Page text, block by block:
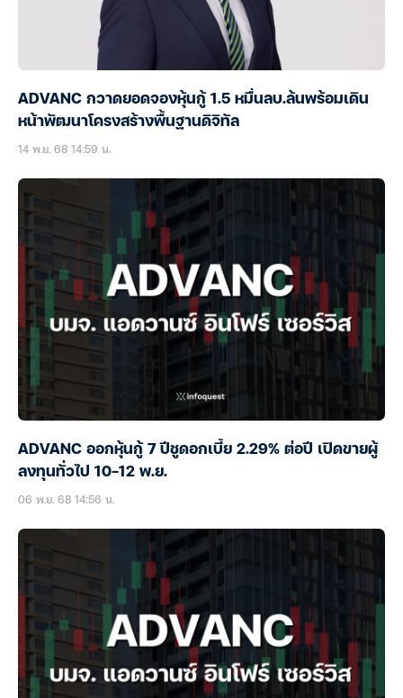
ADVANC กวาดยอดจองหุ้นกู้ 1.5 หมื่นลบ.ล้นพร้อมเดิน
หน้าพัฒนาโครงสร้างพื้นฐานดิจิทัล
14 พ.ย. 68 14:59 น.
ADVANC ออกหุ้นกู้ 7 ปีชูดอกเบี้ย 2.29% ต่อปี เปิดขายผู้
ลงทุนทั่วไป 10-12 พ.ย.
06 พ.ย. 68 14:56 น.